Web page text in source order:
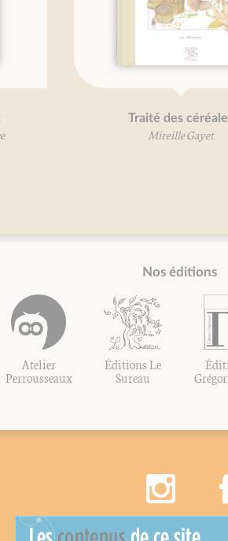
Traité des céréales
Mireille Gayet
Nos éditions
Atelier
Perrousseaux
Éditions Le
Sureau